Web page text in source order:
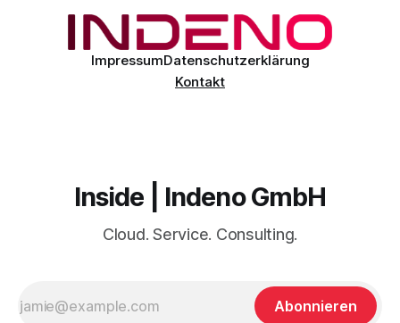
ImpressumDatenschutzerklärung
Kontakt
Inside | Indeno GmbH
Cloud. Service. Consulting.
Abonnieren